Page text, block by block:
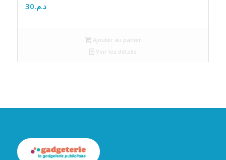
د.م.30
Ajouter au panier
Voir les détails